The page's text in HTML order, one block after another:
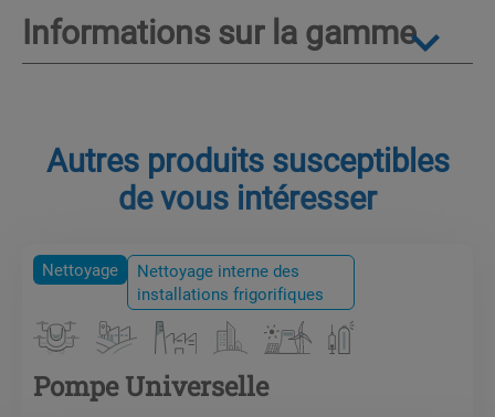
Informations sur la gamme
Autres produits susceptibles
de vous intéresser
Nettoyage
Nettoyage interne des
installations frigorifiques
Pompe Universelle